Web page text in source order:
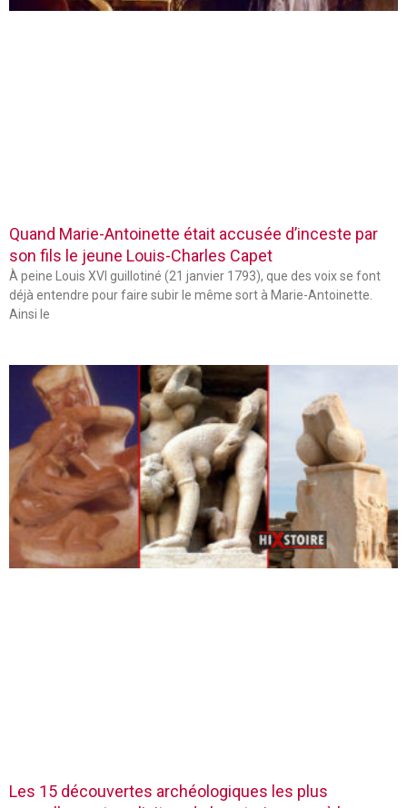
Quand Marie-Antoinette était accusée d’inceste par
son fils le jeune Louis-Charles Capet
À peine Louis XVI guillotiné (21 janvier 1793), que des voix se font
déjà entendre pour faire subir le même sort à Marie-Antoinette.
Ainsi le
Les 15 découvertes archéologiques les plus